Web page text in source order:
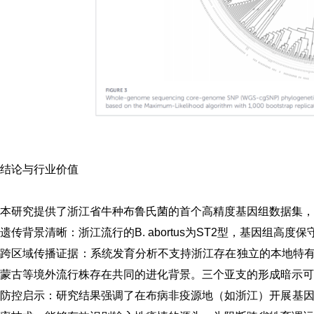
结论与行业价值
本研究提供了浙江省牛种布鲁氏菌的首个高精度基因组数据集
遗传背景清晰： 浙江流行的B. abortus为ST2型，基因组高度保
跨区域传播证据： 系统发育分析不支持浙江存在独立的本地特
蒙古等境外流行株存在共同的进化背景。三个亚支的形成暗示
防控启示：研究结果强调了在布病非疫源地（如浙江）开展基